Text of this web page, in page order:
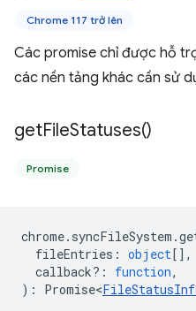
Chrome 117 trở lên
Các promise chỉ được hỗ
các nền tảng khác cần sử
getFileStatuses()
Promise
chrome. syncFileSystem .
fileEntries : object[],
callback? : function,
) : Promise<